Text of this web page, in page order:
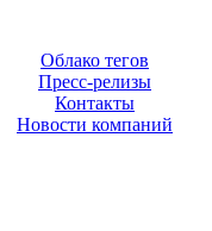
Облако тегов
Пресс-релизы
Контакты
Новости компаний